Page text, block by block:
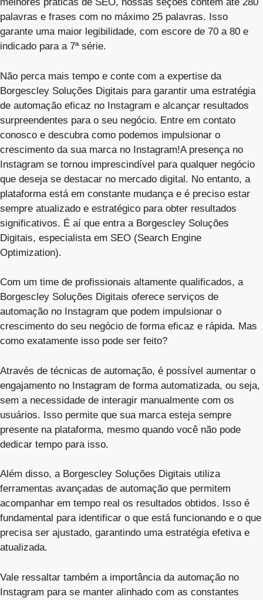
palavras e frases com no máximo 25 palavras. Isso
garante uma maior legibilidade, com escore de 70 a 80 e
indicado para a 7ª série.
Não perca mais tempo e conte com a expertise da
Borgescley Soluções Digitais para garantir uma estratégia
de automação eficaz no Instagram e alcançar resultados
surpreendentes para o seu negócio. Entre em contato
conosco e descubra como podemos impulsionar o
crescimento da sua marca no Instagram!A presença no
Instagram se tornou imprescindível para qualquer negócio
que deseja se destacar no mercado digital. No entanto, a
plataforma está em constante mudança e é preciso estar
sempre atualizado e estratégico para obter resultados
significativos. É aí que entra a Borgescley Soluções
Digitais, especialista em SEO (Search Engine
Optimization).
Com um time de profissionais altamente qualificados, a
Borgescley Soluções Digitais oferece serviços de
automação no Instagram que podem impulsionar o
crescimento do seu negócio de forma eficaz e rápida. Mas
como exatamente isso pode ser feito?
Através de técnicas de automação, é possível aumentar o
engajamento no Instagram de forma automatizada, ou seja,
sem a necessidade de interagir manualmente com os
usuários. Isso permite que sua marca esteja sempre
presente na plataforma, mesmo quando você não pode
dedicar tempo para isso.
Além disso, a Borgescley Soluções Digitais utiliza
ferramentas avançadas de automação que permitem
acompanhar em tempo real os resultados obtidos. Isso é
fundamental para identificar o que está funcionando e o que
precisa ser ajustado, garantindo uma estratégia efetiva e
atualizada.
Vale ressaltar também a importância da automação no
Instagram para se manter alinhado com as constantes